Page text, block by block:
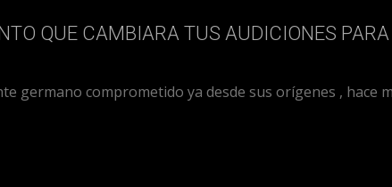
QUE CAMBIARA TUS AUDICIONES
germano comprometido ya desde sus orígenes , hace